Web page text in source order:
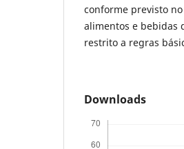
conforme previsto
alimentos e bebidas
restrito a regras
Downloads